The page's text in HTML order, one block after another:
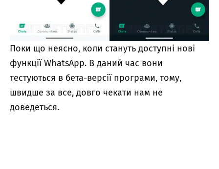
Поки що неясно, коли стануть доступні нові
функції WhatsApp. В даний час вони
тестуються в бета-версії програми, тому,
швидше за все, довго чекати нам не
доведеться.